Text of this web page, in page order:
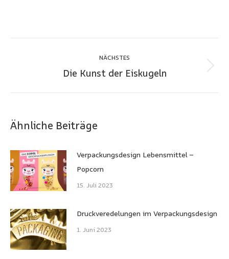
NÄCHSTES
Nächster
Die Kunst der Eiskugeln
Ähnliche Beiträge
Verpackungsdesign Lebensmittel –
Popcorn
15. Juli 2023
Druckveredelungen im Verpackungsdesign
1. Juni 2023